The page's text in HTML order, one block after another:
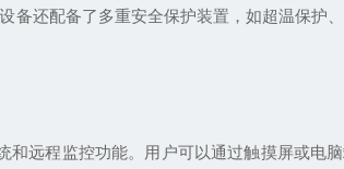
备还配备了多重安全保护装置，如超温保护
远程监控功能。用户可以通过触摸屏或电